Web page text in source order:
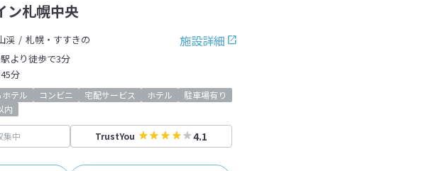
ン札幌中央
施設詳細
渓
札幌・すすきの
より徒歩で3分
分
テル コンビニ 宅配サービス ホテル
駐車場有り
内
集中 TrustYou 4.1